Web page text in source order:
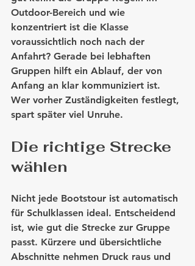
Outdoor-Bereich und wie
konzentriert ist die Klasse
voraussichtlich noch nach der
Anfahrt? Gerade bei lebhaften
Gruppen hilft ein Ablauf, der von
Anfang an klar kommuniziert ist.
Wer vorher Zuständigkeiten festlegt,
spart später viel Unruhe.
Die richtige Strecke
wählen
Nicht jede Bootstour ist automatisch
für Schulklassen ideal. Entscheidend
ist, wie gut die Strecke zur Gruppe
passt. Kürzere und übersichtliche
Abschnitte nehmen Druck raus und